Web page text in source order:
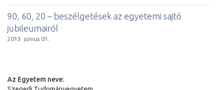
90, 60, 20 – beszélgetések az egyetemi sajtó
jubileumairól
2013. június 01.
Az Egyetem neve: